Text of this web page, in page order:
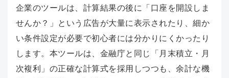
企業のツールは、計算結果の後に「口座を開設しま
せんか？」という広告が大量に表示されたり、細か
い条件設定が必要で初心者には分かりにくかったり
します。本ツールは、金融庁と同じ「月末積立・月
次複利」の正確な計算式を採用しつつも、余計な機